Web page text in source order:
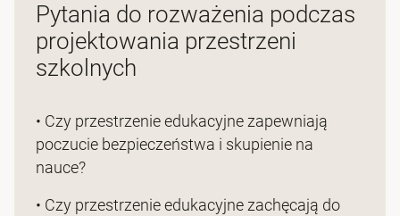
Pytania do rozważenia podczas
projektowania przestrzeni
szkolnych
• Czy przestrzenie edukacyjne zapewniają
poczucie bezpieczeństwa i skupienie na
nauce?
• Czy przestrzenie edukacyjne zachęcają do